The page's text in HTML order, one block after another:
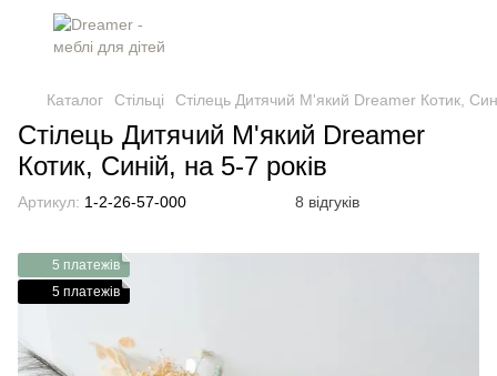
Каталог Стільці Стілець Дитячий М'який Dreamer Котик,
Стілець Дитячий М'який Dreamer
Котик, Синій, на 5-7 років
Артикул: 1-2-26-57-000 8 відгуків
5 платежів
5 платежів